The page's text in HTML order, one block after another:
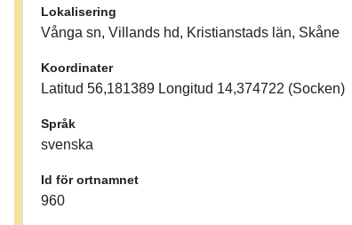
Lokalisering
Vånga sn, Villands hd, Kristianstads län, Skåne
Koordinater
Latitud 56,181389 Longitud 14,374722 (Socken)
Språk
svenska
Id för ortnamnet
960